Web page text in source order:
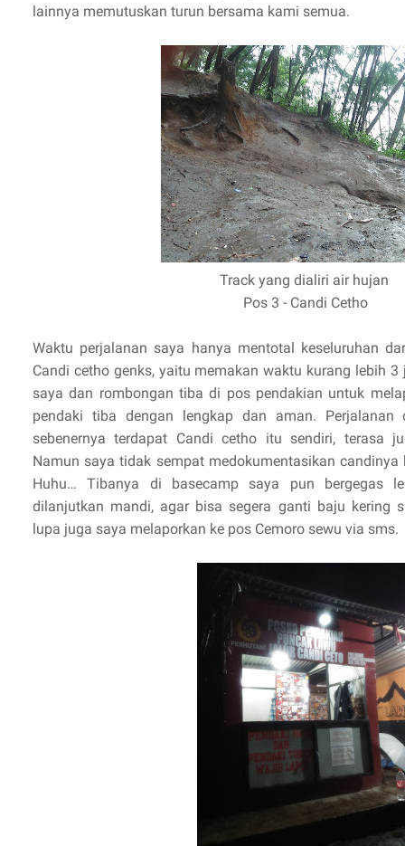
lainnya memutuskan turun bersama kami semua.
Track yang dialiri air hujan
Pos 3 - Candi Cetho
Waktu perjalanan saya hanya mentotal keseluruhan
Candi cetho genks, yaitu memakan waktu kurang lebih
saya dan rombongan tiba di pos pendakian untuk
pendaki tiba dengan lengkap dan aman.
sebenernya terdapat Candi cetho itu sendiri, terasa
Namun saya tidak sempat medokumentasikan
Huhu… Tibanya di basecamp saya pun bergegas
dilanjutkan mandi, agar bisa segera ganti baju kering
lupa juga saya melaporkan ke pos Cemoro sewu via sms.